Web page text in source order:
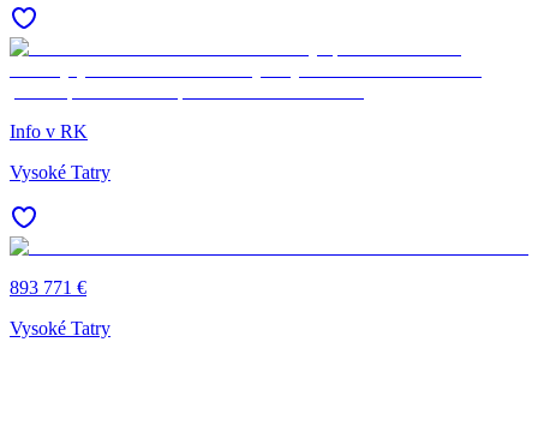
Info v RK
Vysoké Tatry
893 771 €
Vysoké Tatry